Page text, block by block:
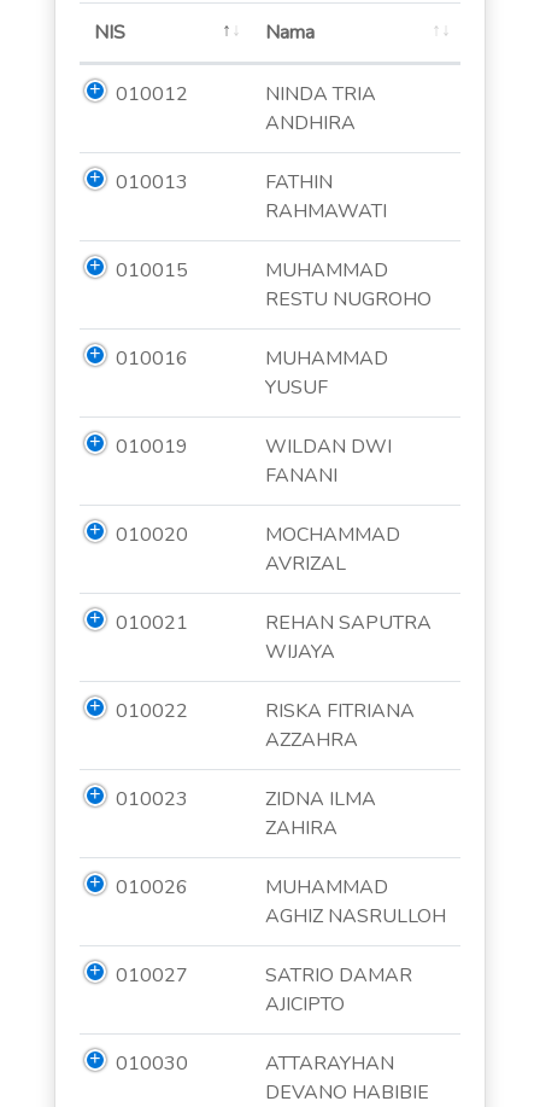
NIS Nama
010012
NINDA TRIA
ANDHIRA
010013
FATHIN
RAHMAWATI
010015
MUHAMMAD
RESTU NUGROHO
010016
MUHAMMAD
YUSUF
010019
WILDAN DWI
FANANI
010020
MOCHAMMAD
AVRIZAL
010021
REHAN SAPUTRA
WIJAYA
010022
RISKA FITRIANA
AZZAHRA
010023
ZIDNA ILMA
ZAHIRA
010026
MUHAMMAD
AGHIZ NASRULLOH
010027
SATRIO DAMAR
AJICIPTO
010030
ATTARAYHAN
DEVANO HABIBIE